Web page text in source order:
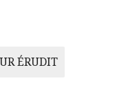
ÉRUDIT